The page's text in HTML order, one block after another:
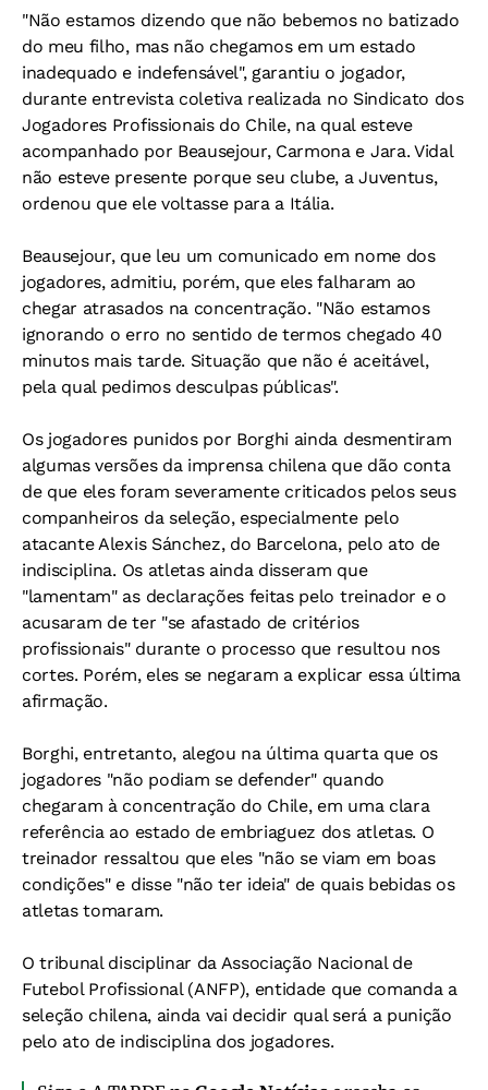
"Não estamos dizendo que não bebemos no batizado
do meu filho, mas não chegamos em um estado
inadequado e indefensável", garantiu o jogador,
durante entrevista coletiva realizada no Sindicato dos
Jogadores Profissionais do Chile, na qual esteve
acompanhado por Beausejour, Carmona e Jara. Vidal
não esteve presente porque seu clube, a Juventus,
ordenou que ele voltasse para a Itália.
Beausejour, que leu um comunicado em nome dos
jogadores, admitiu, porém, que eles falharam ao
chegar atrasados na concentração. "Não estamos
ignorando o erro no sentido de termos chegado 40
minutos mais tarde. Situação que não é aceitável,
pela qual pedimos desculpas públicas".
Os jogadores punidos por Borghi ainda desmentiram
algumas versões da imprensa chilena que dão conta
de que eles foram severamente criticados pelos seus
companheiros da seleção, especialmente pelo
atacante Alexis Sánchez, do Barcelona, pelo ato de
indisciplina. Os atletas ainda disseram que
"lamentam" as declarações feitas pelo treinador e o
acusaram de ter "se afastado de critérios
profissionais" durante o processo que resultou nos
cortes. Porém, eles se negaram a explicar essa última
afirmação.
Borghi, entretanto, alegou na última quarta que os
jogadores "não podiam se defender" quando
chegaram à concentração do Chile, em uma clara
referência ao estado de embriaguez dos atletas. O
treinador ressaltou que eles "não se viam em boas
condições" e disse "não ter ideia" de quais bebidas os
atletas tomaram.
O tribunal disciplinar da Associação Nacional de
Futebol Profissional (ANFP), entidade que comanda a
seleção chilena, ainda vai decidir qual será a punição
pelo ato de indisciplina dos jogadores.